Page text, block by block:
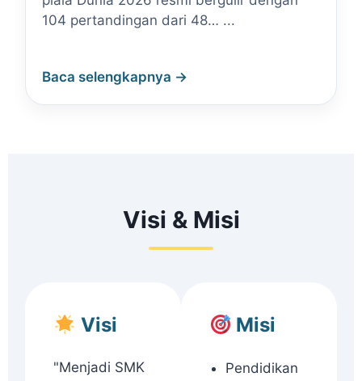
104 pertandingan dari 48… ...
Baca selengkapnya →
Visi & Misi
Visi
"Menjadi SMK
Misi
Pendidikan